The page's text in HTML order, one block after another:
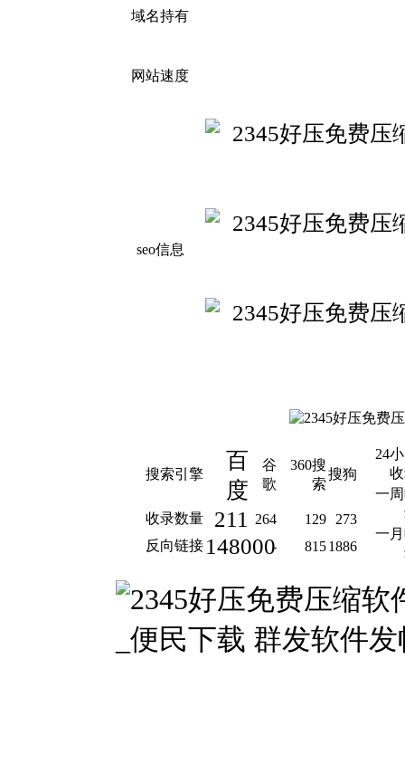
域名持有
网站速度
seo信息
搜索引擎
百
度
谷
歌
360搜
索
搜狗
收录数量 211 264 129
273
反向链接 148000- 8151886
24
一
一